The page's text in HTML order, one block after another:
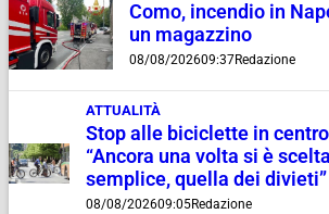
Como, incendio in
un magazzino
08/08/202609:37Redazione
ATTUALITÀ
Stop alle biciclette in
“Ancora una volta si è
semplice, quella dei divieti”
08/08/202609:05Redazione